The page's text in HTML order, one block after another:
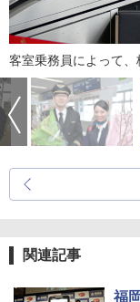
客室乗務員によって、
関連記事
福